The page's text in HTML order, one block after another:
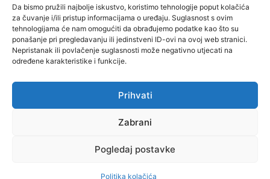
Da bismo pružili najbolje iskustvo, koristimo tehnologije poput kolačića
za čuvanje i/ili pristup informacijama o uređaju. Suglasnost s ovim
tehnologijama će nam omogućiti da obrađujemo podatke kao što su
ponašanje pri pregledavanju ili jedinstveni ID-ovi na ovoj web stranici.
Nepristanak ili povlačenje suglasnosti može negativno utjecati na
određene karakteristike i funkcije.
Prihvati
Zabrani
Pogledaj postavke
Politika kolačića
"Muževni budite" prvi je
hrvatski portal za katoličke
muškarce koji pokušava
reafirmirati u današnje
vrijeme itekako narušen
biblijski koncept muževnosti,
koji pokušavamo osvijetliti iz
više aspekata, prigodnih
rubrika i poticajnih inicijativa.